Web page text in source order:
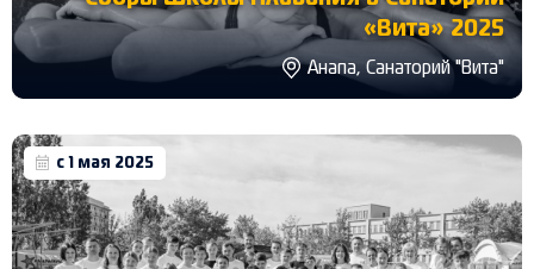
«Вита» 2025
Анапа, Санаторий "Вита"
с 1 мая 2025